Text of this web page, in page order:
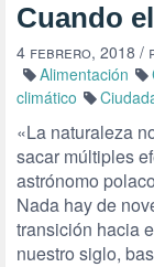
Cuando
4 febrero, 2018 /
Alimentación
climático
«La naturaleza
sacar múltiples
astrónomo
Nada hay de
transición hacia
nuestro siglo,